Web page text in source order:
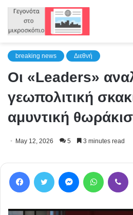
breaking news Διεθνή
Οι «Leaders»
γεωπολιτική
αμυντική
May 12, 2026 5 3 minutes read